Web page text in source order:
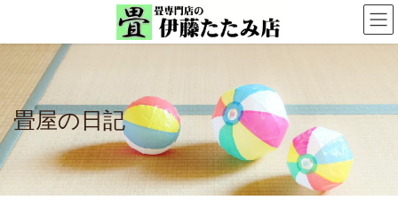
テ
に
動
ゲ
ョ
に
移
畳屋の日記